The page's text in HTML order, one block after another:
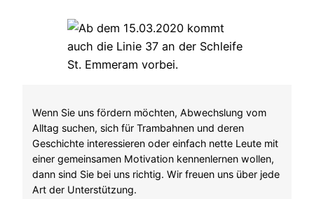
Wenn Sie uns fördern möchten, Abwechslung vom
Alltag suchen, sich für Trambahnen und deren
Geschichte interessieren oder einfach nette Leute mit
einer gemeinsamen Motivation kennenlernen wollen,
dann sind Sie bei uns richtig. Wir freuen uns über jede
Art der Unterstützung.